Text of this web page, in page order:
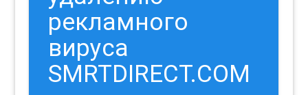
рекламного
вируса
SMRTDIRECT.COM